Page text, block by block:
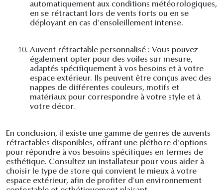
automatiquement aux conditions météorologiques,
en se rétractant lors de vents forts ou en se
déployant en cas d'ensoleillement intense.
10. Auvent rétractable personnalisé : Vous pouvez
également opter pour des voiles sur mesure,
adaptés spécifiquement à vos besoins et à votre
espace extérieur. Ils peuvent être conçus avec des
nappes de différentes couleurs, motifs et
matériaux pour correspondre à votre style et à
votre décor.
En conclusion, il existe une gamme de genres de auvents
rétractables disponibles, offrant une pléthore d'options
pour répondre à vos besoins spécifiques en termes de
esthétique. Consultez un installateur pour vous aider à
choisir le type de store qui convient le mieux à votre
espace extérieur, afin de profiter d'un environnement